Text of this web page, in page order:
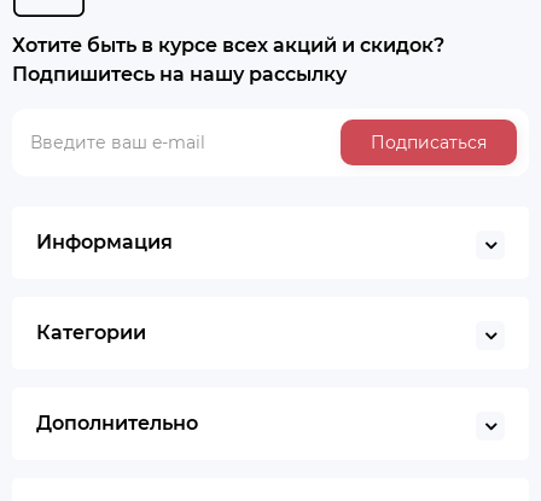
Хотите быть в курсе всех акций и скидок?
Подпишитесь на нашу рассылку
Подписаться
Информация
Категории
Дополнительно